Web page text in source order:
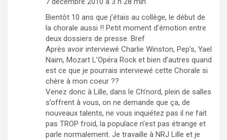
Bientôt 10 ans que j’étais au collège, le début de
la chorale aussi !! Petit moment d’émotion entre
deux dossiers de presse. Bref
Après avoir interviewé Charlie Winston, Pep’s, Yael
Naim, Mozart L’Opéra Rock et bien d’autres quand
est ce que je pourrais interviewé cette Chorale si
chère à mon coeur ??
Venez donc à Lille, dans le Ch’nord, plein de salles
s’offrent à vous, on ne demande que ça, de
nouveaux talents, ne vous inquiétez pas il ne fait
pas TROP froid, la populace n’est pas étrange et
parle normalement. Je travaille à NRJ Lille et je